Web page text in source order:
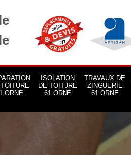
TOITURE
ORNE
ISOLATION
DE TOITURE
61 ORNE
TRAVAUX DE
ZINGUERIE
61 ORNE